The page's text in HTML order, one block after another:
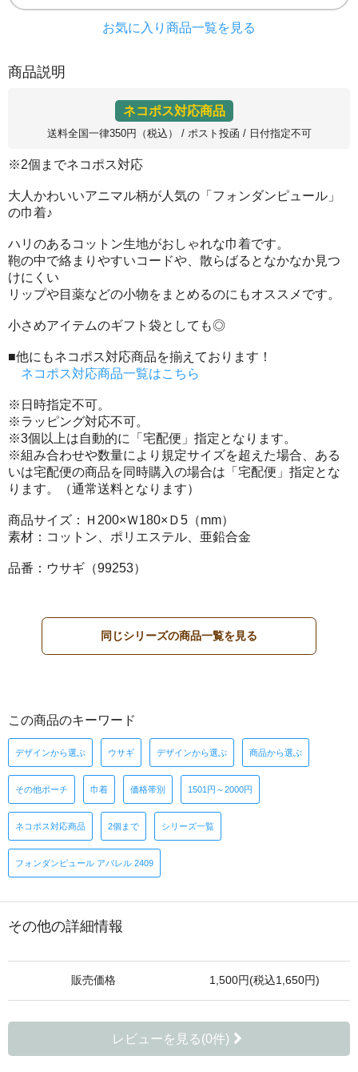
お気に入り商品一覧を見る
商品説明
ネコポス対応商品
送料全国一律350円（税込） / ポスト投函 / 日付指定不可
※2個までネコポス対応
大人かわいいアニマル柄が人気の「フォンダンピュール」
の巾着♪
ハリのあるコットン生地がおしゃれな巾着です。
鞄の中で絡まりやすいコードや、散らばるとなかなか見つ
けにくい
リップや目薬などの小物をまとめるのにもオススメです。
小さめアイテムのギフト袋としても◎
■他にもネコポス対応商品を揃えております！
ネコポス対応商品一覧はこちら
※日時指定不可。
※ラッピング対応不可。
※3個以上は自動的に「宅配便」指定となります。
※組み合わせや数量により規定サイズを超えた場合、ある
いは宅配便の商品を同時購入の場合は「宅配便」指定とな
ります。（通常送料となります）
商品サイズ：Ｈ200×Ｗ180×Ｄ5（mm）
素材：コットン、ポリエステル、亜鉛合金
品番：ウサギ（99253）
同じシリーズの商品一覧を見る
この商品のキーワード
デザインから選ぶ ウサギ デザインから選ぶ 商品から選ぶ
その他ポーチ 巾着 価格帯別 1501円～2000円
ネコポス対応商品 2個まで シリーズ一覧
フォンダンピュール アパレル 2409
その他の詳細情報
販売価格 1,500円(税込1,650円)
レビューを見る(0件)